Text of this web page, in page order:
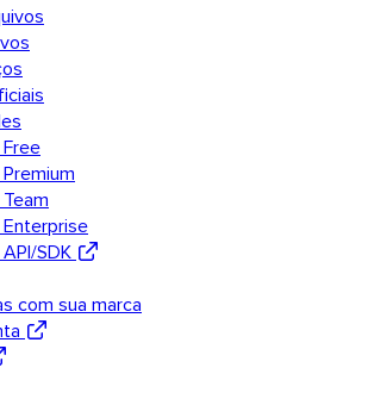
SDK
com sua marca